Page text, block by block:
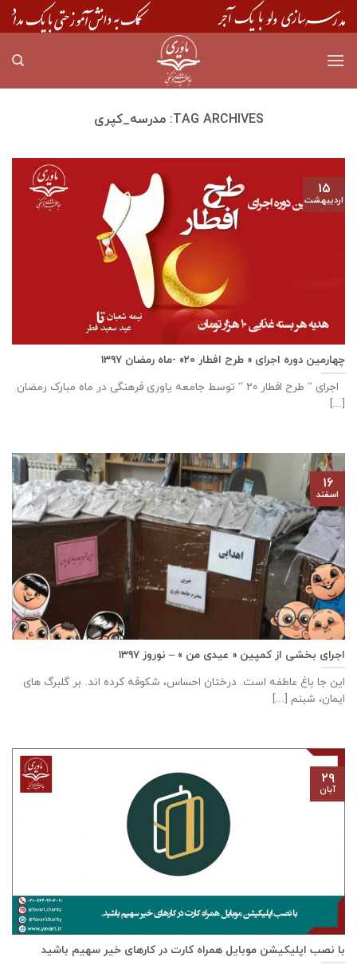
Skip
to
TAG ARCHIVES: مدرسه_کپری
چهارمین دوره اجرای « طرح افطار ۲۰» -ماه رمضان ۱۳۹۷
اجرای “ طرح افطار ۲۰ “ توسط جامعه یاوری فرهنگی در ماه مبارک رمضان
[...]
۱۵
اردیبهشت
اجرای بخشی از کمپین « عیدی من » – نوروز ۱۳۹۷
این جا باغ عاطفه است. درختان احساس، شکوفه کرده اند. بر گلبرگ های
ایمان، شبنم [...]
۱۶
اسفند
با نصب اپلیکیشن موبایل همراه کارت در کارهای خیر سهیم باشید
۲۹
آبان